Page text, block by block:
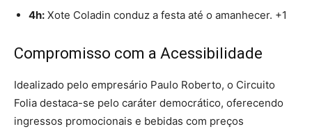
4h: Xote Coladin conduz a festa até o amanhecer. +1
Compromisso com a Acessibilidade
Idealizado pelo empresário Paulo Roberto, o Circuito
Folia destaca-se pelo caráter democrático, oferecendo
ingressos promocionais e bebidas com preços